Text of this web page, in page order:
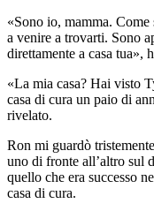
«Sono io, mamma.
a venire a trovarti. Sono
direttamente a casa tua»,
«La mia casa? Hai visto
casa di cura un paio di
rivelato.
Ron mi guardò
uno di fronte all’altro sul
quello che era successo
casa di cura.